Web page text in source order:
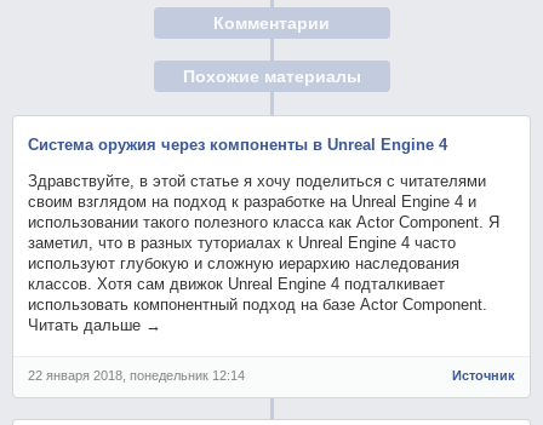
Комментарии
Похожие материалы
Система оружия через компоненты в Unreal Engine 4
Здравствуйте, в этой статье я хочу поделиться с читателями
своим взглядом на подход к разработке на Unreal Engine 4 и
использовании такого полезного класса как Actor Component. Я
заметил, что в разных туториалах к Unreal Engine 4 часто
используют глубокую и сложную иерархию наследования
классов. Хотя сам движок Unreal Engine 4 подталкивает
использовать компонентный подход на базе Actor Component.
Читать дальше →
22 января 2018, понедельник 12:14 Источник